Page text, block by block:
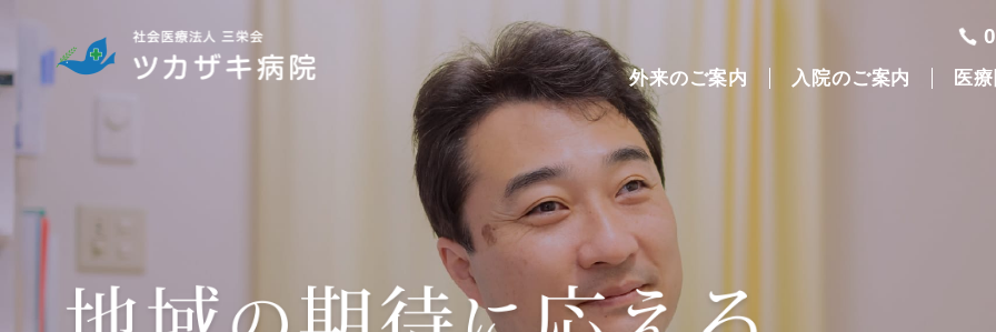
外来のご案内 入院のご案内 医